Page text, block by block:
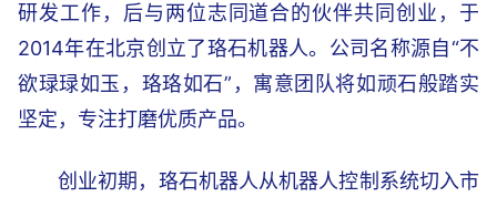
研发工作，后与两位志同道合的伙伴共同创业，于
2014年在北京创立了珞石机器人。公司名称源自“不
欲琭琭如玉，珞珞如石”，寓意团队将如顽石般踏实
坚定，专注打磨优质产品。
创业初期，珞石机器人从机器人控制系统切入市